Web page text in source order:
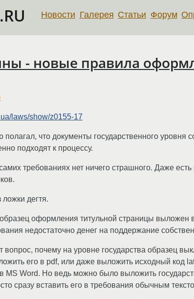
Новости Галерея Статьи Форум
- новые правила
laws/show/z0155-17
полагал, что документы государственного
подходят к процессу.
требованиях нет ничего страшного. Даже
ложки дегтя.
оформления титульной страницы
недостаточно денег на поддержание
вопрос, почему на уровне государства образец
его в pdf, или даже выложить исходный код
MS Word. Но ведь можно было выложить
сразу вставить его в требования обычным